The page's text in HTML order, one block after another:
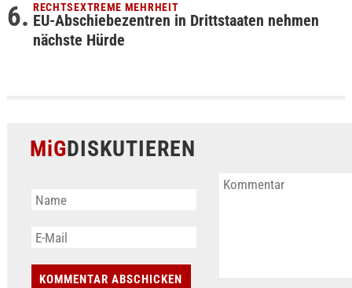
RECHTSEXTREME MEHRHEIT
EU-Abschiebezentren in Drittstaaten nehmen
nächste Hürde
MiGDISKUTIEREN